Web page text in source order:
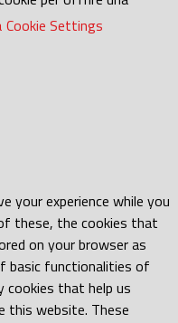
Cookie Settings
your experience while you
these, the cookies that
on your browser as
basic functionalities of
cookies that help us
this website. These